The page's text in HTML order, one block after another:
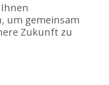
um gemeinsam
Zukunft zu